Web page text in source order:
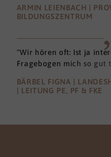
ARMIN LEIENBACH |
BILDUNGSZENTRUM
"Wir hören oft: Ist ja
Fragebogen mich so gut
BÄRBEL FIGNA |
| LEITUNG PE, PF & FKE